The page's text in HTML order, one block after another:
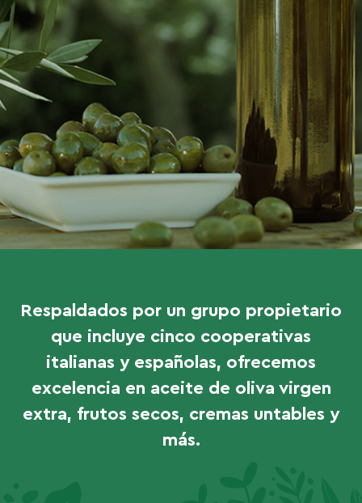
Respaldados por un grupo propietario
que incluye cinco cooperativas
italianas y españolas, ofrecemos
excelencia en aceite de oliva virgen
extra, frutos secos, cremas untables y
más.